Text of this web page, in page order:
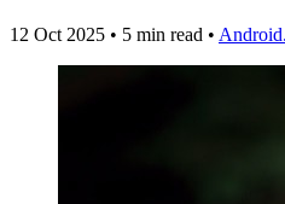
12 Oct 2025 • 5 min read • Android.